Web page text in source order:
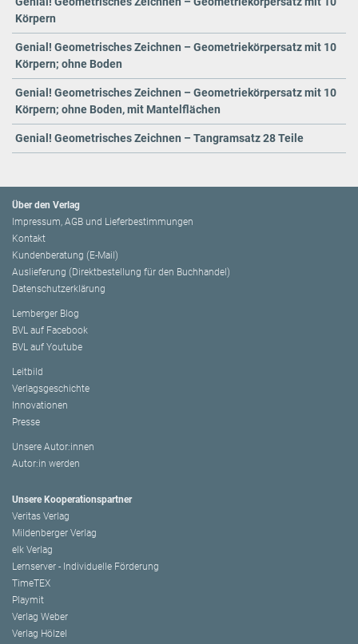
Körpern
Genial! Geometrisches Zeichnen – Geometriekörpersatz mit 10
Körpern; ohne Boden
Genial! Geometrisches Zeichnen – Geometriekörpersatz mit 10
Körpern; ohne Boden, mit Mantelflächen
Genial! Geometrisches Zeichnen – Tangramsatz 28 Teile
Über den Verlag
Impressum, AGB und Lieferbestimmungen
Kontakt
Kundenberatung (E-Mail)
Auslieferung (Direktbestellung für den Buchhandel)
Datenschutzerklärung
Lemberger Blog
BVL auf Facebook
BVL auf Youtube
Leitbild
Verlagsgeschichte
Innovationen
Presse
Unsere Autor:innen
Autor:in werden
Unsere Kooperationspartner
Veritas Verlag
Mildenberger Verlag
elk Verlag
Lernserver - Individuelle Förderung
TimeTEX
Playmit
Verlag Weber
Verlag Hölzel